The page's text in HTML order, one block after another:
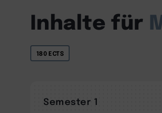
Inhalte für
180 ECTS
Semester 1